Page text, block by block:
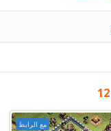
مع الرابط